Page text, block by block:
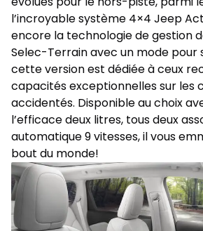
l’incroyable système 4×4 Jeep
encore la technologie de gestion
Selec-Terrain avec un mode pour
cette version est dédiée à ceux
capacités exceptionnelles sur les
accidentés. Disponible au choix
l’efficace deux litres, tous deux
automatique 9 vitesses, il vous
bout du monde!